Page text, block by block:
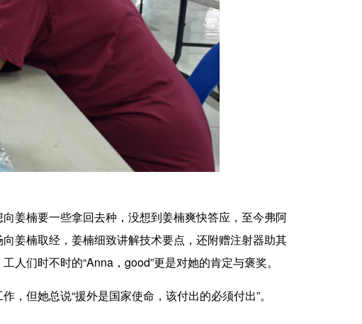
姜楠要一些拿回去种，没想到姜楠爽快答应，至今弗阿
姜楠取经，姜楠细致讲解技术要点，还附赠注射器助其
们时不时的“Anna，good”更是对她的肯定与褒奖。
但她总说“援外是国家使命，该付出的必须付出”。